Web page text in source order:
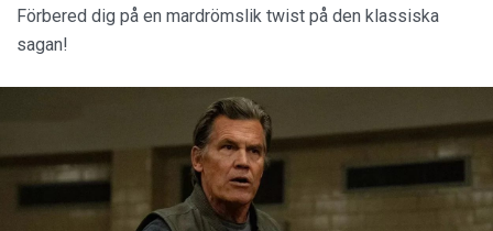
Förbered dig på en mardrömslik twist på den klassiska
sagan!